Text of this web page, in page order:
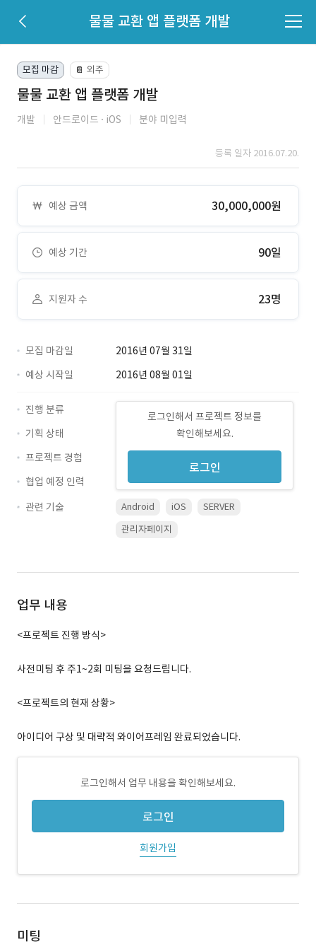
물물 교환 앱 플랫폼 개발
모집 마감 📔 외주
물물 교환 앱 플랫폼 개발
개발 안드로이드 iOS 분야 미입력
등록 일자 2016.07.20.
예상 금액 30,000,000원
예상 기간 90일
지원자 수 23명
모집 마감일
2016년 07월 31일
예상 시작일
2016년 08월 01일
로그인해서 프로젝트 정보를
확인해보세요.
로그인
진행 분류
기획 상태
프로젝트 경험
협업 예정 인력
관련 기술
Android iOS
SERVER
관리자페이지
업무 내용
<프로젝트 진행 방식>
사전미팅 후 주1~2회 미팅을 요청드립니다.
<프로젝트의 현재 상황>
아이디어 구상 및 대략적 와이어프레임 완료되었습니다.
로그인해서 업무 내용을 확인해보세요.
로그인
회원가입
미팅